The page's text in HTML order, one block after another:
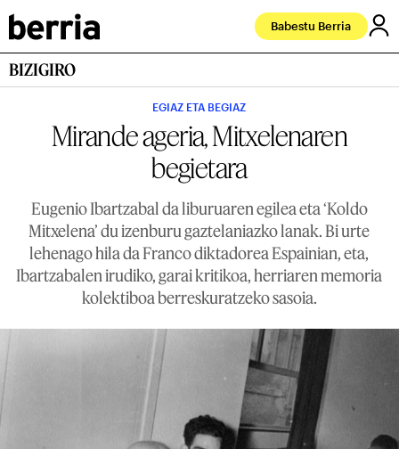
Babestu Berria
BIZIGIRO
EGIAZ ETA BEGIAZ
Mirande ageria, Mitxelenaren
begietara
Eugenio Ibartzabal da liburuaren egilea eta ‘Koldo
Mitxelena’ du izenburu gaztelaniazko lanak. Bi urte
lehenago hila da Franco diktadorea Espainian, eta,
Ibartzabalen irudiko, garai kritikoa, herriaren memoria
kolektiboa berreskuratzeko sasoia.